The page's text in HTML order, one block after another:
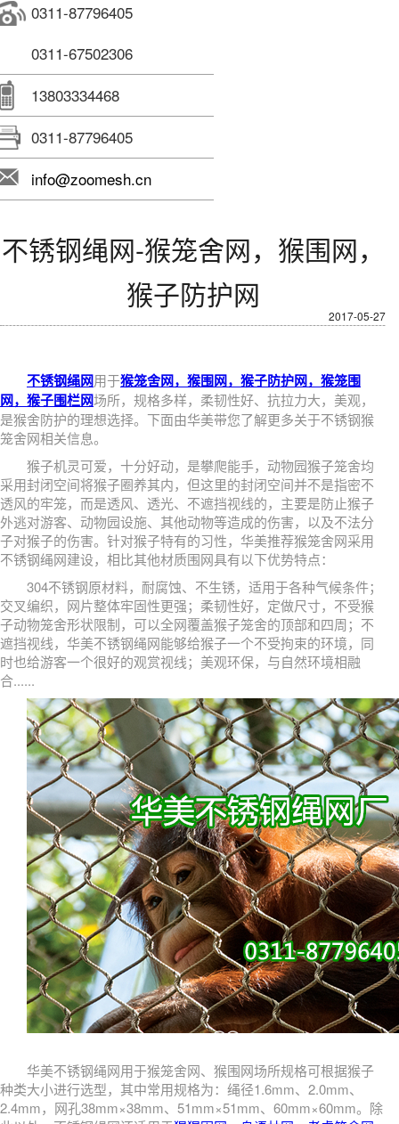
0311-87796405
0311-67502306
13803334468
0311-87796405
info@zoomesh.cn
不锈钢绳网-猴笼舍网，猴围网，
猴子防护网
2017-05-27
不锈钢绳网用于猴笼舍网，猴围网，猴子防护网，猴笼围
网，猴子围栏网场所，规格多样，柔韧性好、抗拉力大，美观，
是猴舍防护的理想选择。下面由华美带您了解更多关于不锈钢猴
笼舍网相关信息。
猴子机灵可爱，十分好动，是攀爬能手，动物园猴子笼舍均
采用封闭空间将猴子圈养其内，但这里的封闭空间并不是指密不
透风的牢笼，而是透风、透光、不遮挡视线的，主要是防止猴子
外逃对游客、动物园设施、其他动物等造成的伤害，以及不法分
子对猴子的伤害。针对猴子特有的习性，华美推荐猴笼舍网采用
不锈钢绳网建设，相比其他材质围网具有以下优势特点：
304不锈钢原材料，耐腐蚀、不生锈，适用于各种气候条件；
交叉编织，网片整体牢固性更强；柔韧性好，定做尺寸，不受猴
子动物笼舍形状限制，可以全网覆盖猴子笼舍的顶部和四周；不
遮挡视线，华美不锈钢绳网能够给猴子一个不受拘束的环境，同
时也给游客一个很好的观赏视线；美观环保，与自然环境相融
合......
华美不锈钢绳网用于猴笼舍网、猴围网场所规格可根据猴子
种类大小进行选型，其中常用规格为：绳径1.6mm、2.0mm、
2.4mm，网孔38mm×38mm、51mm×51mm、60mm×60mm。除